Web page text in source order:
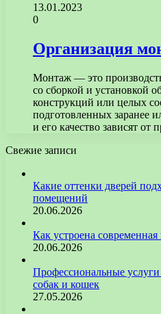
13.01.2023
0
Организация
Монтаж — это
со сборкой и установкой
конструкций или целых
подготовленных заранее
и его качество зависят от
Свежие записи
Какие оттенки дверей
помещений
20.06.2026
Как устроена
20.06.2026
Профессиональные
собак и кошек
27.05.2026